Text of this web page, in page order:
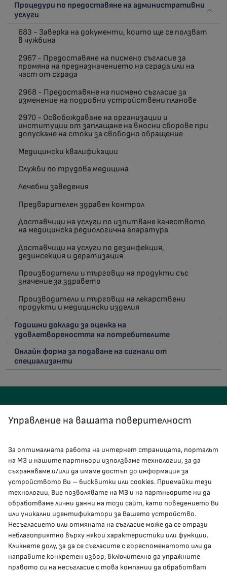
Процедури по предоставяне на административни
услуги
683 - Заверка на документи, които ще се ползват
в чужбина
2967 - Предоставяне на писмено съгласие за
промяна на предназначението на сграда или на
част от сграда
2968 - Предоставяне на писмено съгласие за
изменение на подробни устройствени планове
2970 - Освобождаване на организации и
институции от заплащане на вносни сборове при
допускане на стоки за свободно обращение
Медицински квалификации
Служби по трудова медицина
Лечебни заведения
Предварителен здравен контрол
Доставчици на услуги по изпитване качеството
на медицинска редиологична апаратура
Доставчици на услуги по дезинфекция,
дезинсекция и дератизация
Производители и търговци на продукти със
значение за здравето
Производители и търговци на лекарствени
продукти и медицински изделия
Годишни доклади за оценка на
удовлетвореността на потребителите
Онлайн форма за подаване на сигнали от
специализанти
КОНТАКТИ
гр.София, 1000, пл. „Света Неделя“ №5
delovodstvo@mh.government.bg
presscenter@mh.government.bg
МЗ В СОЦИАЛНИТЕ МРЕЖИ
Управление на вашата поверителност
За оптималната работа на интернет страницата, порталът
на МЗ и нашите партньори използваме технологии, за да
съхраняваме и/или да имаме достъп до информация за
устройството Ви – бисквитки или cookies. Приемайки тези
технологии, Вие позволявате на МЗ и на партньорите ни да
обработваме лични данни на този сайт, като поведението Ви
или уникални идентификатори за Вашето устройство.
Несъгласието или отмяната на съгласие може да се отрази
неблагоприятно върху някои характеристики или функции.
Кликнете долу, за да се съгласите с гореспоменатото или да
направите конкретен избор, включително да упражните
правото си на несъгласие с това компании да обработват